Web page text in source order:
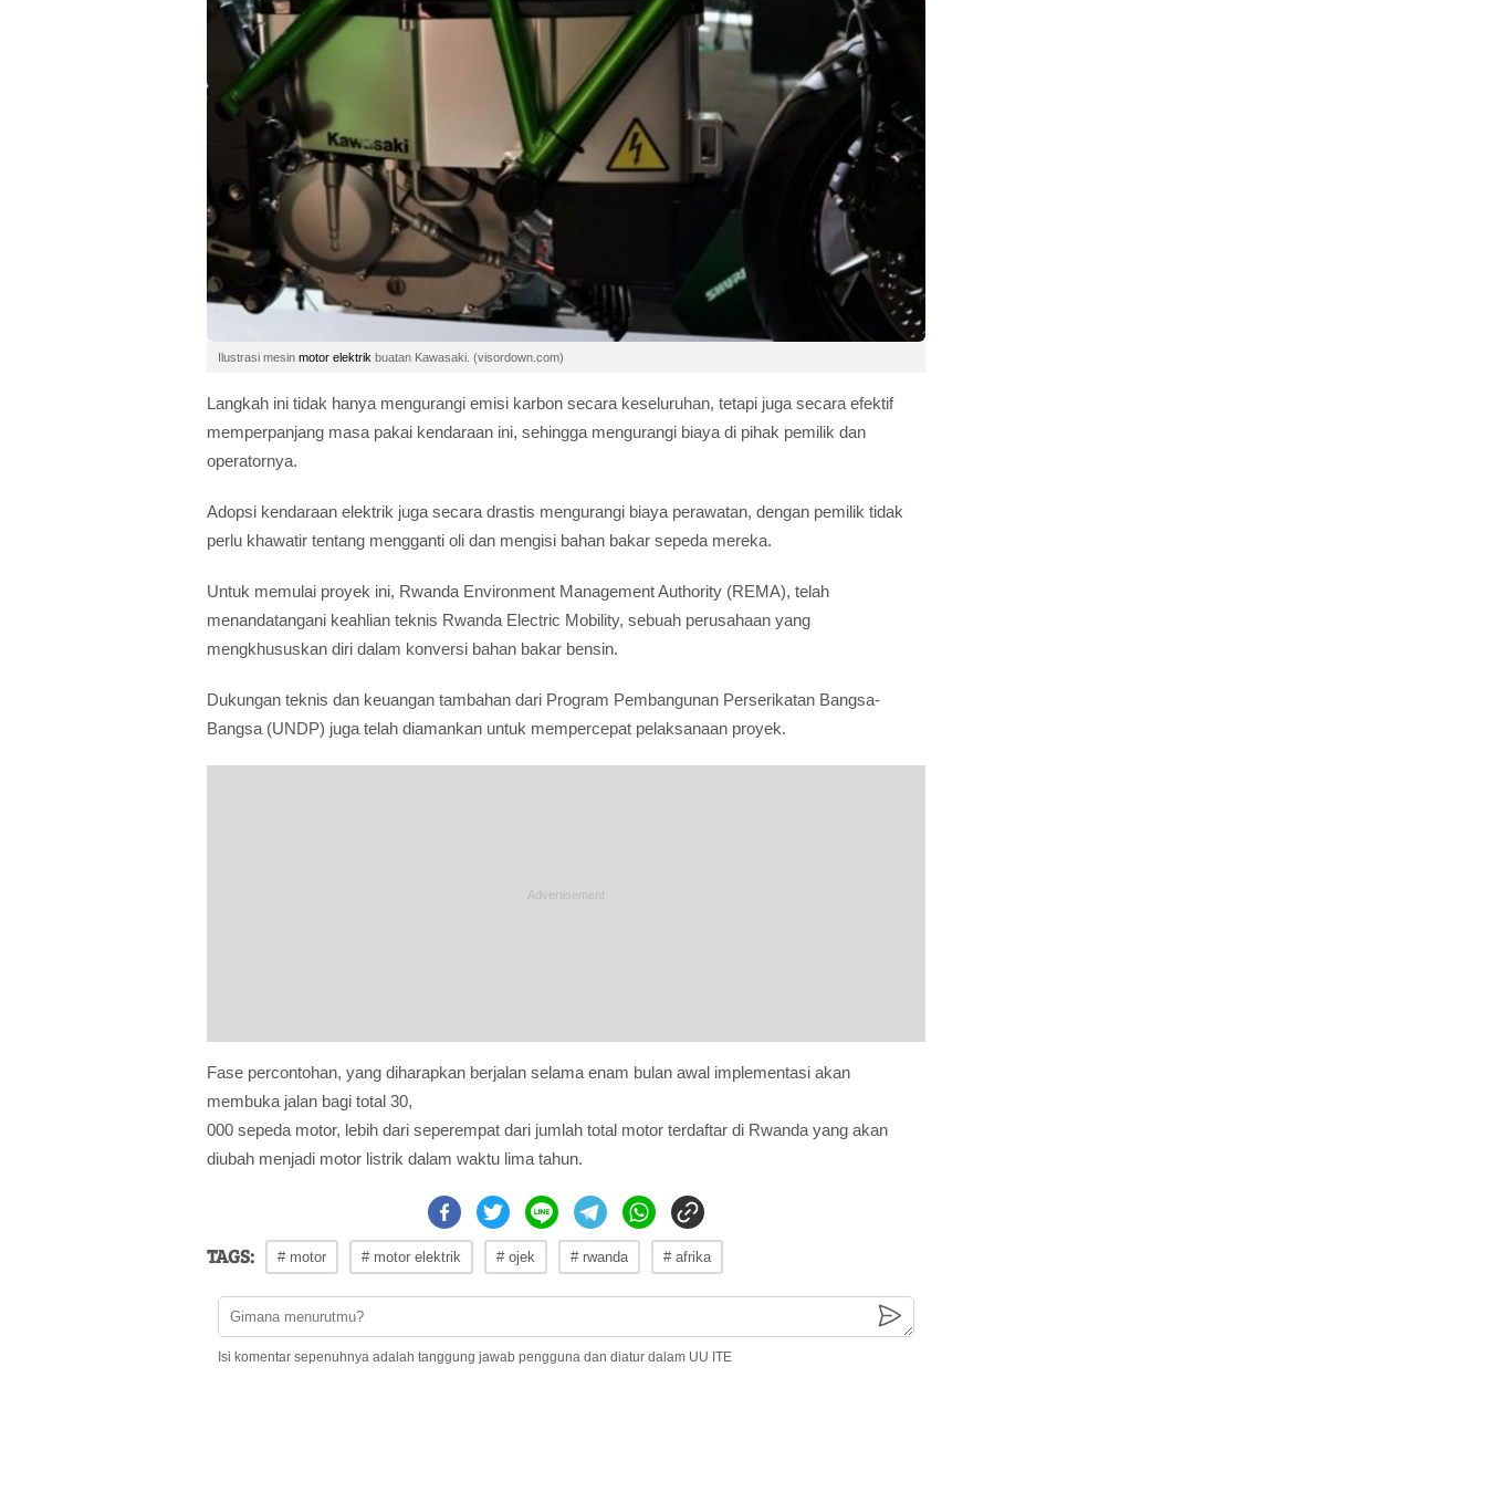
Ilustrasi mesin motor elektrik buatan Kawasaki. (visordown.com)
Langkah ini tidak hanya mengurangi emisi karbon secara keseluruhan, tetapi juga secara efektif
memperpanjang masa pakai kendaraan ini, sehingga mengurangi biaya di pihak pemilik dan
operatornya.
Adopsi kendaraan elektrik juga secara drastis mengurangi biaya perawatan, dengan pemilik tidak
perlu khawatir tentang mengganti oli dan mengisi bahan bakar sepeda mereka.
Untuk memulai proyek ini, Rwanda Environment Management Authority (REMA), telah
menandatangani keahlian teknis Rwanda Electric Mobility, sebuah perusahaan yang
mengkhususkan diri dalam konversi bahan bakar bensin.
Dukungan teknis dan keuangan tambahan dari Program Pembangunan Perserikatan Bangsa-
Bangsa (UNDP) juga telah diamankan untuk mempercepat pelaksanaan proyek.
Fase percontohan, yang diharapkan berjalan selama enam bulan awal implementasi akan
membuka jalan bagi total 30,
000 sepeda motor, lebih dari seperempat dari jumlah total motor terdaftar di Rwanda yang akan
diubah menjadi motor listrik dalam waktu lima tahun.
TAGS: # motor # motor elektrik # ojek # rwanda # afrika
Isi komentar sepenuhnya adalah tanggung jawab pengguna dan diatur dalam UU ITE